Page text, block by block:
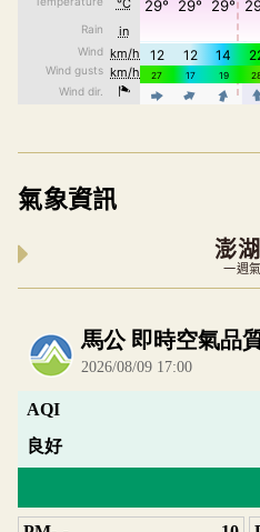
氣象資訊
澎
一週
內嵌空氣品質小工具